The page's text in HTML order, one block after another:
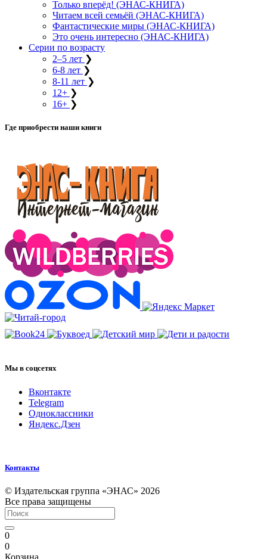
Только вперёд! (ЭНАС-КНИГА)
Читаем всей семьёй (ЭНАС-КНИГА)
Фантастические миры (ЭНАС-КНИГА)
Это очень интересно (ЭНАС-КНИГА)
Серии по возрасту
2–5 лет ❯
6-8 лет ❯
8-11 лет ❯
12+ ❯
16+ ❯
Где приобрести наши книги
Мы в соцсетях
Вконтакте
Telegram
Одноклассники
Яндекс.Дзен
Контакты
© Издательская группа «ЭНАС» 2026
Все права защищены
0
0
Корзина